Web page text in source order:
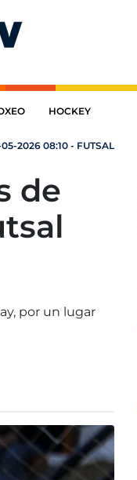
HOCKEY
05-2026 08:10 - FUTSAL
de
por un lugar